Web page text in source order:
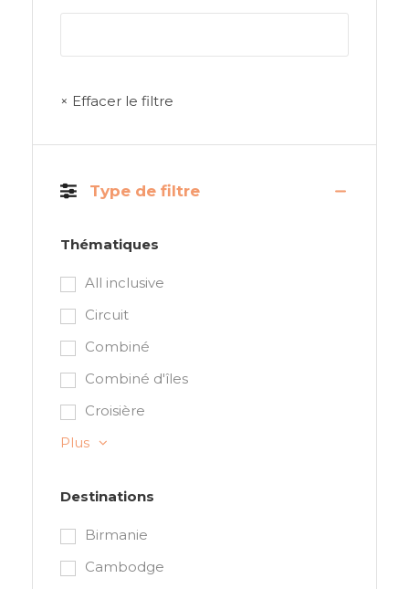
× Effacer le filtre
Type de filtre
Thématiques
All inclusive
Circuit
Combiné
Combiné d'îles
Croisière
Plus
Destinations
Birmanie
Cambodge